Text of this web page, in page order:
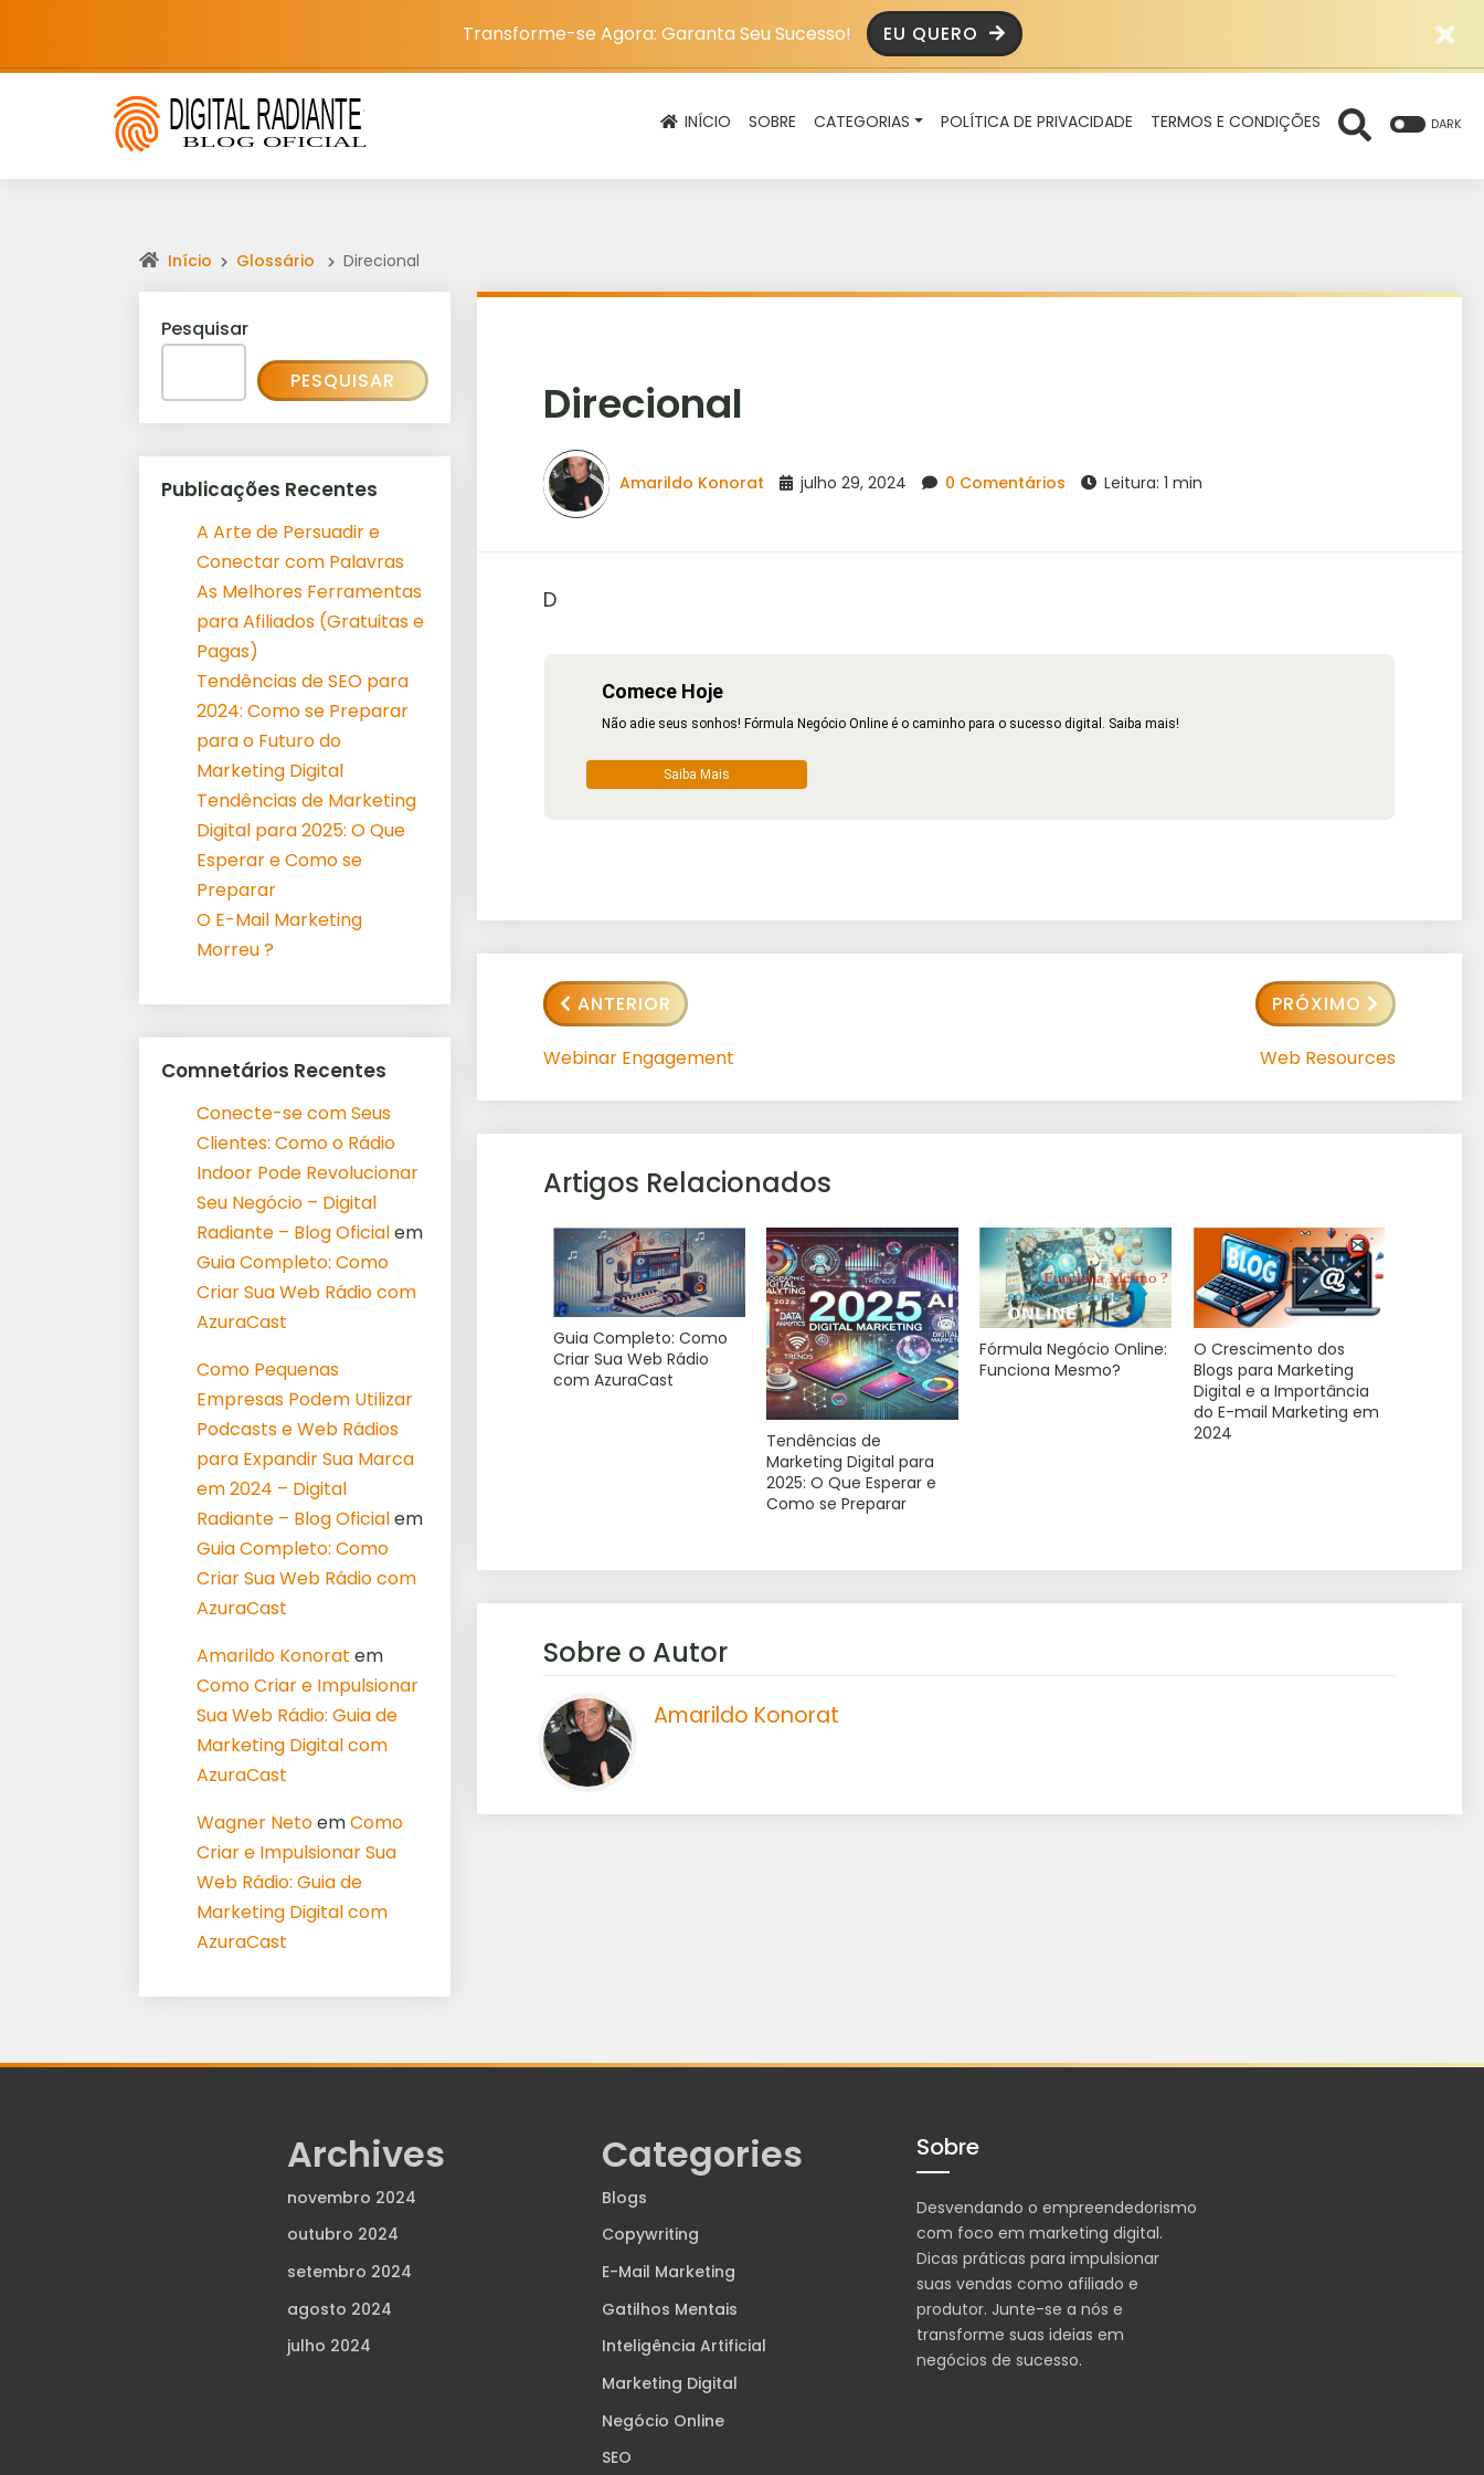
Transforme-se Agora: Garanta Seu Sucesso! EU QUERO
INÍCIO SOBRE CATEGORIAS POLÍTICA DE PRIVACIDADE TERMOS E CONDIÇÕES DARK
Início Glossário Direcional
Direcional
Amarildo Konorat julho 29, 2024 0 Comentários Leitura: 1 min
D
Comece Hoje
Não adie seus sonhos! Fórmula Negócio Online é o caminho para o sucesso digital. Saiba mais!
Saiba Mais
ANTERIOR
Webinar Engagement
PRÓXIMO
Web Resources
Artigos Relacionados
Guia Completo: Como
Criar Sua Web Rádio
com AzuraCast
Tendências de
Marketing Digital para
2025: O Que Esperar e
Como se Preparar
Fórmula Negócio Online:
Funciona Mesmo?
O Crescimento dos
Blogs para Marketing
Digital e a Importância
do E-mail Marketing em
2024
Sobre o Autor
Amarildo Konorat
Pesquisar
PESQUISAR
Publicações Recentes
A Arte de Persuadir e
Conectar com Palavras
As Melhores Ferramentas
para Afiliados (Gratuitas e
Pagas)
Tendências de SEO para
2024: Como se Preparar
para o Futuro do
Marketing Digital
Tendências de Marketing
Digital para 2025: O Que
Esperar e Como se
Preparar
O E-Mail Marketing
Morreu ?
Comnetários Recentes
Conecte-se com Seus
Clientes: Como o Rádio
Indoor Pode Revolucionar
Seu Negócio – Digital
Radiante – Blog Oficialem
Guia Completo: Como
Criar Sua Web Rádio com
AzuraCast
Como Pequenas
Empresas Podem Utilizar
Podcasts e Web Rádios
para Expandir Sua Marca
em 2024 – Digital
Radiante – Blog Oficialem
Guia Completo: Como
Criar Sua Web Rádio com
AzuraCast
Amarildo Konorat em
Como Criar e Impulsionar
Sua Web Rádio: Guia de
Marketing Digital com
AzuraCast
Wagner NetoemComo
Criar e Impulsionar Sua
Web Rádio: Guia de
Marketing Digital com
AzuraCast
Archives
novembro 2024
outubro 2024
setembro 2024
agosto 2024
julho 2024
Categories
Blogs
Copywriting
E-Mail Marketing
Gatilhos Mentais
Inteligência Artificial
Marketing Digital
Negócio Online
SEO
Sobre
Desvendando o empreendedorismo
com foco em marketing digital.
Dicas práticas para impulsionar
suas vendas como afiliado e
produtor. Junte-se a nós e
transforme suas ideias em
negócios de sucesso.